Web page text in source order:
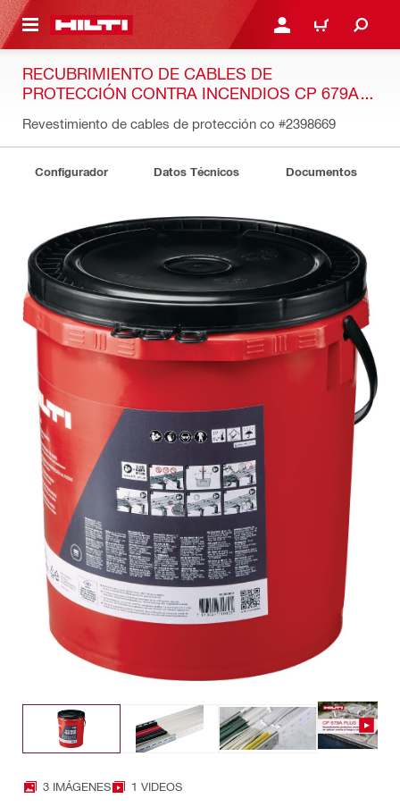
PRINCIPAL INICIE SESIÓN O
CARRITO
RECUBRIMIENTO DE CABLES DE
PROTECCIÓN CONTRA INCENDIOS CP 679A
Revestimiento de cables de protección co #2398669
Configurador Datos Técnicos Documentos
3 IMÁGENES 1 VIDEOS